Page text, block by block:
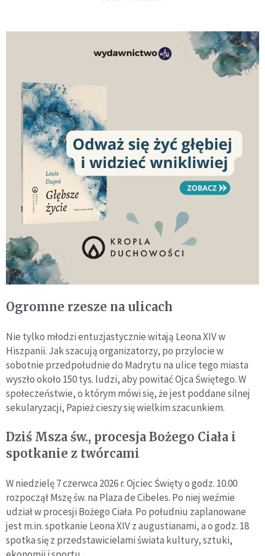
Ogromne rzesze na ulicach
Nie tylko młodzi entuzjastycznie witają Leona XIV w
Hiszpanii. Jak szacują organizatorzy, po przylocie w
sobotnie przedpołudnie do Madrytu na ulice tego miasta
wyszło około 150 tys. ludzi, aby powitać Ojca Świętego. W
społeczeństwie, o którym mówi się, że jest poddane silnej
sekularyzacji, Papież cieszy się wielkim szacunkiem.
Dziś Msza św., procesja Bożego Ciała i
spotkanie z twórcami
W niedzielę 7 czerwca 2026 r. Ojciec Święty o godz. 10.00
rozpoczął Mszę św. na Plaza de Cibeles. Po niej weźmie
udział w procesji Bożego Ciała. Po południu zaplanowane
jest m.in. spotkanie Leona XIV z augustianami, a o godz. 18
spotka się z przedstawicielami świata kultury, sztuki,